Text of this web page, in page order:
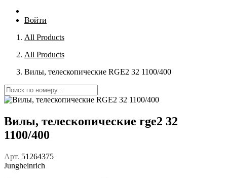
Войти
All Products
All Products
Вилы, телескопические RGE2 32 1100/400
Вилы, телескопические rge2 32
1100/400
Арт. 51264375
Jungheinrich